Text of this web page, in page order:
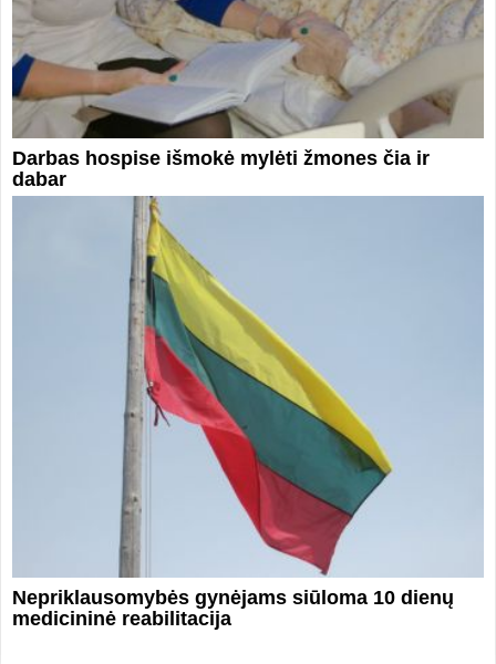
Darbas hospise išmokė mylėti žmones čia ir
dabar
Nepriklausomybės gynėjams siūloma 10 dienų
medicininė reabilitacija